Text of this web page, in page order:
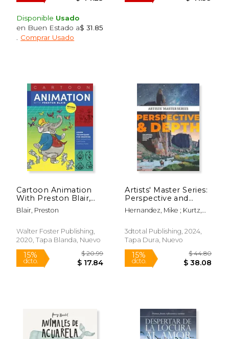
15%
dcto. $ 16.98
15%
dcto.
Disponible Usado
en Buen Estado a$ 31.85
Comprar Usado
Cartoon Animation
With Preston Blair,
Revised Edition! Learn
Techniques for
Animating Cartoon
Characters
(en Inglés)
Blair, Preston
Walter Foster Publishing,
2020, Tapa Blanda, Nuevo
Artists' Master Series:
Perspective and
Depth (en Inglés)
Hernandez, Mike ; Kurtz,
Nathan
3dtotal Publishing, 2024,
Tapa Dura, Nuevo